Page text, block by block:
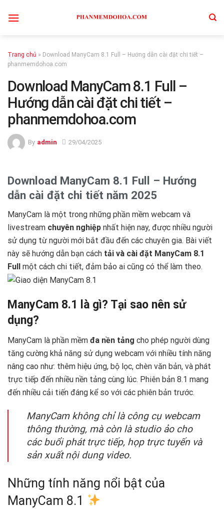
Trang chủ » Download ManyCam 8.1 Full – Hướng dẫn cài đặt chi tiết –
phanmemdohoa.com
Download ManyCam 8.1 Full –
Hướng dẫn cài đặt chi tiết –
phanmemdohoa.com
By admin 29/04/2025
Download ManyCam 8.1 Full – Hướng
dẫn cài đặt chi tiết năm 2025
ManyCam là một trong những phần mềm webcam và
livestream chuyên nghiệp nhất hiện nay, được nhiều người
sử dụng từ người mới bắt đầu đến các chuyên gia. Bài viết
này sẽ hướng dẫn bạn cách tải và cài đặt ManyCam 8.1
Full một cách chi tiết, đảm bảo ai cũng có thể làm theo.
ManyCam 8.1 là gì? Tại sao nên sử
dụng?
ManyCam là phần mềm đa nền tảng cho phép người dùng
tăng cường khả năng sử dụng webcam với nhiều tính năng
nâng cao như: thêm hiệu ứng, bộ lọc, chèn văn bản, và phát
trực tiếp đến nhiều nền tảng cùng lúc. Phiên bản 8.1 mang
đến nhiều cải tiến đáng kể so với các phiên bản trước.
ManyCam không chỉ là công cụ webcam
thông thường, mà còn là studio ảo cho
các buổi phát trực tiếp, họp trực tuyến và
sản xuất nội dung video.
Những tính năng nổi bật của
ManyCam 8.1